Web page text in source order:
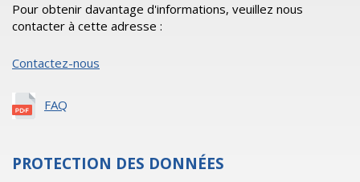
Pour obtenir davantage d'informations, veuillez nous
contacter à cette adresse :
Contactez-nous
FAQ
PROTECTION DES DONNÉES